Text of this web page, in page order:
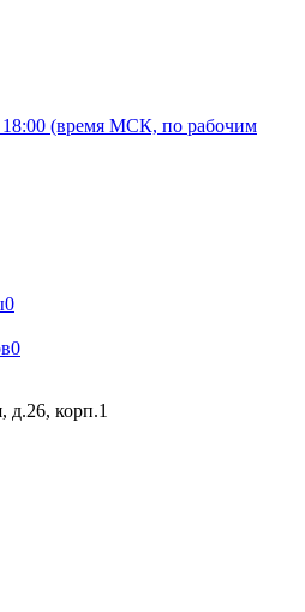
18:00 (время МСК, по рабочим
0
0
д.26, корп.1